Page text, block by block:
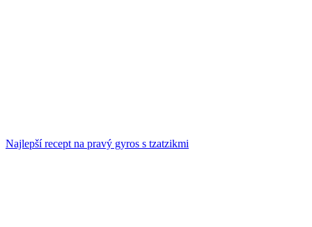
Najlepší recept na pravý gyros s tzatzikmi